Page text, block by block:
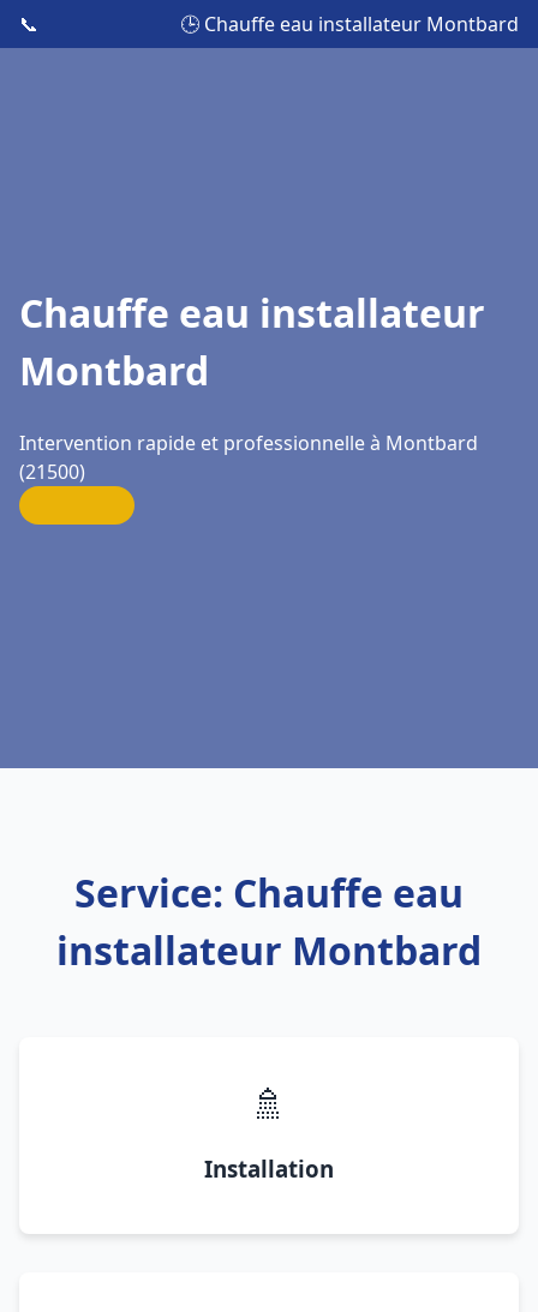
📞 🕒 Chauffe eau installateur Montbard
Chauffe eau installateur
Montbard
Intervention rapide et professionnelle à Montbard
(21500)
Service: Chauffe eau
installateur Montbard
🚿
Installation